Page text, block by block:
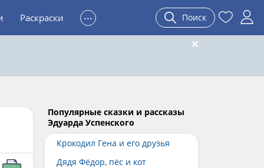
Раскраски ... Поиск
Популярные сказки и рассказы
Эдуарда Успенского
Крокодил Гена и его друзья
Дядя Фёдор, пёс и кот